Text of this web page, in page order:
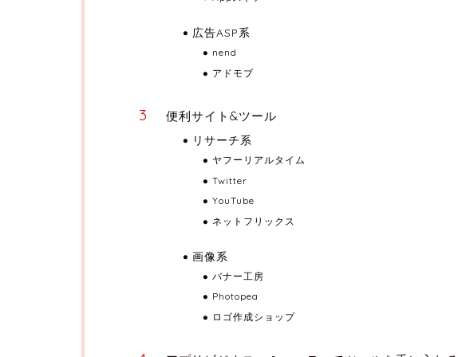
広告ASP系
nend
アドモブ
便利サイト&ツール
リサーチ系
ヤフーリアルタイム
Twitter
YouTube
ネットフリックス
画像系
バナー工房
Photopea
ロゴ作成ショップ